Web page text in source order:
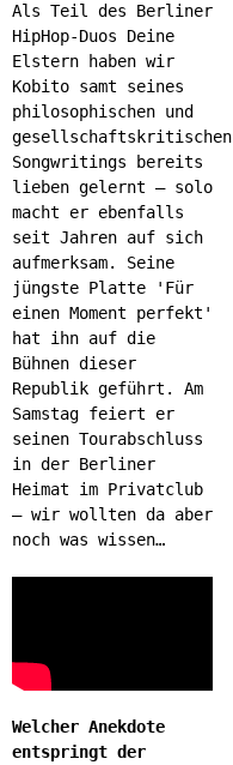
Als Teil des Berliner
HipHop-Duos Deine
Elstern haben wir
Kobito samt seines
philosophischen und
gesellschaftskritischen
Songwritings bereits
lieben gelernt – solo
macht er ebenfalls
seit Jahren auf sich
aufmerksam. Seine
jüngste Platte 'Für
einen Moment perfekt'
hat ihn auf die
Bühnen dieser
Republik geführt. Am
Samstag feiert er
seinen Tourabschluss
in der Berliner
Heimat im Privatclub
– wir wollten da aber
noch was wissen…
Welcher Anekdote
entspringt der